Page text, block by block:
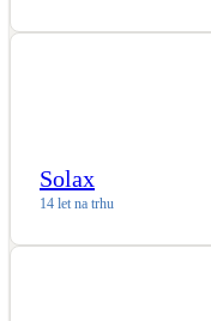
Solax
14 let na trhu